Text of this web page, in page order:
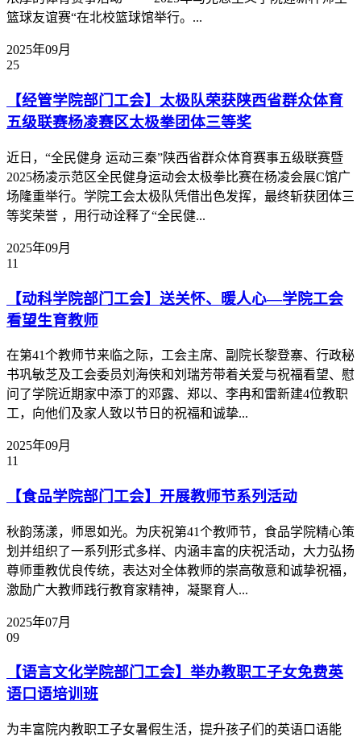
篮球友谊赛“在北校篮球馆举行。...
2025年09月
25
【经管学院部门工会】太极队荣获陕西省群众体育
五级联赛杨凌赛区太极拳团体三等奖
近日，“全民健身 运动三秦”陕西省群众体育赛事五级联赛暨
2025杨凌示范区全民健身运动会太极拳比赛在杨凌会展C馆广
场隆重举行。学院工会太极队凭借出色发挥，最终斩获团体三
等奖荣誉 ，用行动诠释了“全民健...
2025年09月
11
【动科学院部门工会】送关怀、暖人心—学院工会
看望生育教师
在第41个教师节来临之际，工会主席、副院长黎登寨、行政秘
书巩敏芝及工会委员刘海侠和刘瑞芳带着关爱与祝福看望、慰
问了学院近期家中添丁的邓露、郑以、李冉和雷新建4位教职
工，向他们及家人致以节日的祝福和诚挚...
2025年09月
11
【食品学院部门工会】开展教师节系列活动
秋韵荡漾，师恩如光。为庆祝第41个教师节，食品学院精心策
划并组织了一系列形式多样、内涵丰富的庆祝活动，大力弘扬
尊师重教优良传统，表达对全体教师的崇高敬意和诚挚祝福，
激励广大教师践行教育家精神，凝聚育人...
2025年07月
09
【语言文化学院部门工会】举办教职工子女免费英
语口语培训班
为丰富院内教职工子女暑假生活，提升孩子们的英语口语能